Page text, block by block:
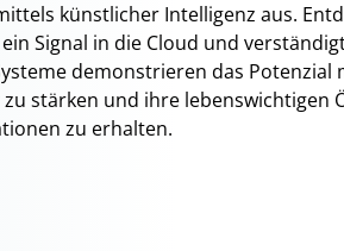
künstlicher Intelligenz aus.
Signal in die Cloud und
demonstrieren das
zu stärken und ihre lebenswichtigen
zu erhalten.